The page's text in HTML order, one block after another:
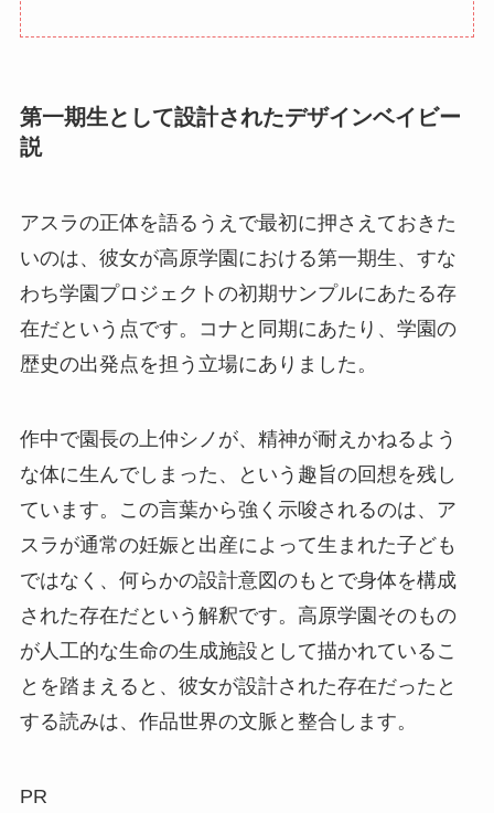
第一期生として設計されたデザインベイビー
説
アスラの正体を語るうえで最初に押さえておきた
いのは、彼女が高原学園における第一期生、すな
わち学園プロジェクトの初期サンプルにあたる存
在だという点です。コナと同期にあたり、学園の
歴史の出発点を担う立場にありました。
作中で園長の上仲シノが、精神が耐えかねるよう
な体に生んでしまった、という趣旨の回想を残し
ています。この言葉から強く示唆されるのは、ア
スラが通常の妊娠と出産によって生まれた子ども
ではなく、何らかの設計意図のもとで身体を構成
された存在だという解釈です。高原学園そのもの
が人工的な生命の生成施設として描かれているこ
とを踏まえると、彼女が設計された存在だったと
する読みは、作品世界の文脈と整合します。
PR